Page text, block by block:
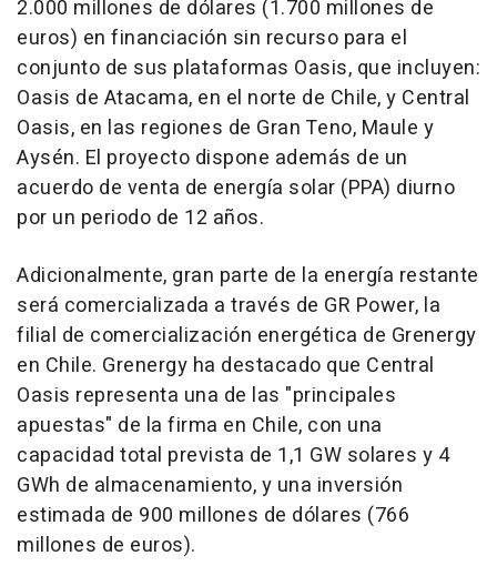
2.000 millones de dólares (1.700 millones de
euros) en financiación sin recurso para el
conjunto de sus plataformas Oasis, que incluyen:
Oasis de Atacama, en el norte de Chile, y Central
Oasis, en las regiones de Gran Teno, Maule y
Aysén. El proyecto dispone además de un
acuerdo de venta de energía solar (PPA) diurno
por un periodo de 12 años.
Adicionalmente, gran parte de la energía restante
será comercializada a través de GR Power, la
filial de comercialización energética de Grenergy
en Chile. Grenergy ha destacado que Central
Oasis representa una de las "principales
apuestas" de la firma en Chile, con una
capacidad total prevista de 1,1 GW solares y 4
GWh de almacenamiento, y una inversión
estimada de 900 millones de dólares (766
millones de euros).